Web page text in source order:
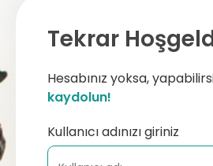
Tekrar
Hesabınız yoksa,
kaydolun!
Kullanıcı adınızı giriniz